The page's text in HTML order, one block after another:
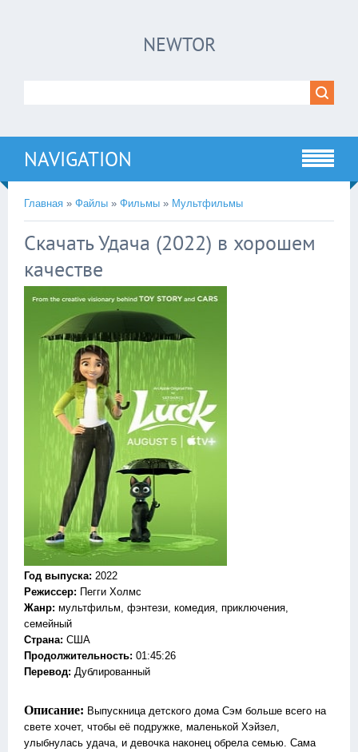
NEWTOR
NAVIGATION
Главная » Файлы » Фильмы » Мультфильмы
Скачать Удача (2022) в хорошем
качестве
Год выпуска: 2022
Режиссер: Пегги Холмс
Жанр: мультфильм, фэнтези, комедия, приключения,
семейный
Страна: США
Продолжительность: 01:45:26
Перевод: Дублированный
Описание: Выпускница детского дома Сэм больше всего на
свете хочет, чтобы её подружке, маленькой Хэйзел,
улыбнулась удача, и девочка наконец обрела семью. Сама
!!!Если Вы с телефона сперва нажмите на